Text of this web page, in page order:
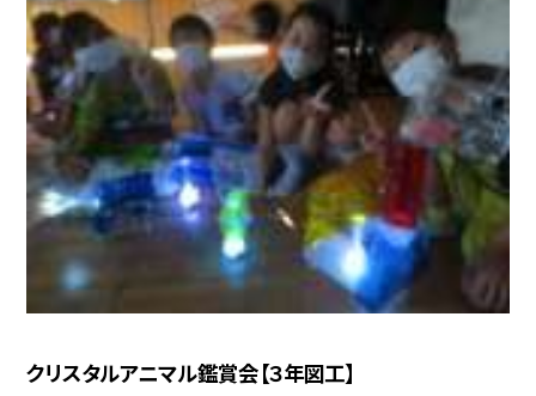
クリスタルアニマル鑑賞会【３年図工】